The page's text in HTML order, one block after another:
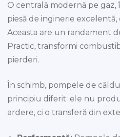
O centrală modernă pe gaz,
piesă de inginerie excelentă,
Aceasta are un randament
Practic, transformi
pierderi.
În schimb, pompele de
principiu diferit: ele nu
ardere, ci o transferă din